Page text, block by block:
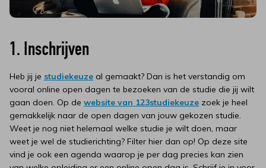
1. Inschrijven
Heb jij je studiekeuze al gemaakt? Dan is het verstandig om
vooral online open dagen te bezoeken van de studie die jij wilt
gaan doen. Op de website van 123studiekeuze zoek je heel
gemakkelijk naar de open dagen van jouw gekozen studie.
Weet je nog niet helemaal welke studie je wilt doen, maar
weet je wel de studierichting? Filter hier dan op! Op deze site
vind je ook een agenda waarop je per dag precies kan zien